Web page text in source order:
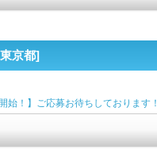
京都]
始！】ご応募お待ちしております！